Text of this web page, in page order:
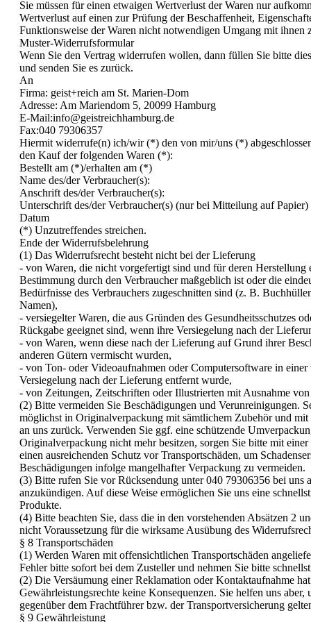
Sie müssen für einen etwaigen Wertverlust der Waren nur
Wertverlust auf einen zur Prüfung der Beschaffenheit,
Funktionsweise der Waren nicht notwendigen Umgang mit ihnen
Muster-Widerrufsformular
Wenn Sie den Vertrag widerrufen wollen, dann füllen Sie bitte
und senden Sie es zurück.
An
Firma: geist+reich am St. Marien-Dom
Adresse: Am Mariendom 5, 20099 Hamburg
E-Mail:info@geistreichhamburg.de
Fax:040 79306357
Hiermit widerrufe(n) ich/wir (*) den von mir/uns (*)
den Kauf der folgenden Waren (*):
Bestellt am (*)/erhalten am (*)
Name des/der Verbraucher(s):
Anschrift des/der Verbraucher(s):
Unterschrift des/der Verbraucher(s) (nur bei Mitteilung auf Papier)
Datum
(*) Unzutreffendes streichen.
Ende der Widerrufsbelehrung
(1) Das Widerrufsrecht besteht nicht bei der Lieferung
- von Waren, die nicht vorgefertigt sind und für deren
Bestimmung durch den Verbraucher maßgeblich ist oder die
Bedürfnisse des Verbrauchers zugeschnitten sind (z. B.
Namen),
- versiegelter Waren, die aus Gründen des Gesundheitsschutzes
Rückgabe geeignet sind, wenn ihre Versiegelung nach der
- von Waren, wenn diese nach der Lieferung auf Grund ihrer
anderen Gütern vermischt wurden,
- von Ton- oder Videoaufnahmen oder Computersoftware in
Versiegelung nach der Lieferung entfernt wurde,
- von Zeitungen, Zeitschriften oder Illustrierten mit Ausnahme
(2) Bitte vermeiden Sie Beschädigungen und Verunreinigungen.
möglichst in Originalverpackung mit sämtlichem Zubehör und mit
an uns zurück. Verwenden Sie ggf. eine schützende
Originalverpackung nicht mehr besitzen, sorgen Sie bitte mit
einen ausreichenden Schutz vor Transportschäden, um
Beschädigungen infolge mangelhafter Verpackung zu vermeiden.
(3) Bitte rufen Sie vor Rücksendung unter 040 79306356 bei uns
anzukündigen. Auf diese Weise ermöglichen Sie uns eine
Produkte.
(4) Bitte beachten Sie, dass die in den vorstehenden Absätzen 2
nicht Voraussetzung für die wirksame Ausübung des
§ 8 Transportschäden
(1) Werden Waren mit offensichtlichen Transportschäden
Fehler bitte sofort bei dem Zusteller und nehmen Sie bitte
(2) Die Versäumung einer Reklamation oder Kontaktaufnahme
Gewährleistungsrechte keine Konsequenzen. Sie helfen uns aber,
gegenüber dem Frachtführer bzw. der Transportversicherung
§ 9 Gewährleistung